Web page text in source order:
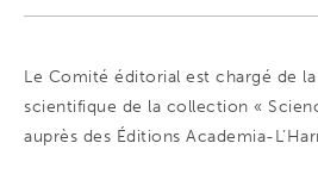
Le Comité éditorial est chargé de
scientifique de la collection «
auprès des Éditions Academia-